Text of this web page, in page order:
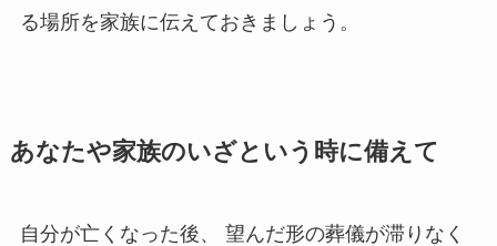
る場所を家族に伝えておきましょう。
あなたや​家族の​いざと​いう​時に​備えて
自分が亡くなった後、 望んだ形の葬儀が滞りなく